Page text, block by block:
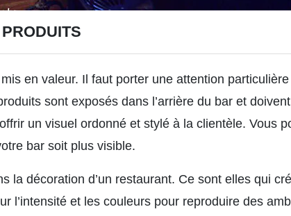
en valeur. Il faut porter une attention
sont exposés dans l’arrière du bar et
un visuel ordonné et stylé à la clientèle. Vous
bar soit plus visible.
la décoration d’un restaurant. Ce sont elles qui
l’intensité et les couleurs pour reproduire des